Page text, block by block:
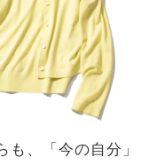
、「今の自分」